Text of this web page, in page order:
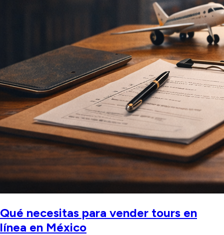
Qué necesitas para vender tours en
línea en México